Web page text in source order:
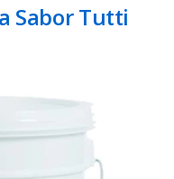
Sabor Tutti